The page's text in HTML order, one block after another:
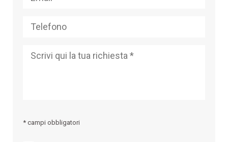
* campi obbligatori